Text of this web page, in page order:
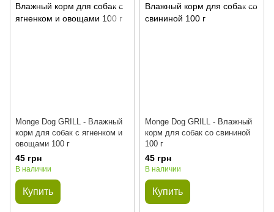
Monge Dog GRILL - Влажный
корм для собак с ягненком и
овощами 100 г
45 грн
В наличии
Купить
Monge Dog GRILL - Влажный
корм для собак со свининой
100 г
45 грн
В наличии
Купить